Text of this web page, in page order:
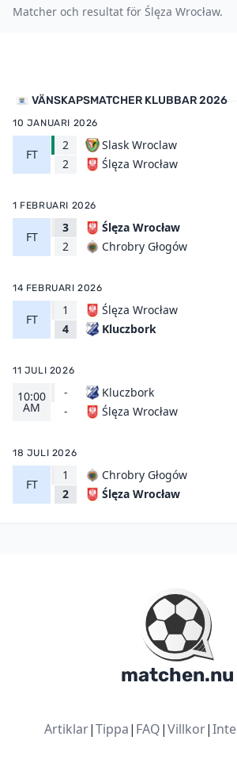
Matcher och resultat för Ślęza Wrocław.
VÄNSKAPSMATCHER KLUBBAR 2026
10 JANUARI 2026
FT
2
2
Slask Wroclaw
Ślęza Wrocław
1 FEBRUARI 2026
FT
3
2
Ślęza Wrocław
Chrobry Głogów
14 FEBRUARI 2026
FT
1
4
Ślęza Wrocław
Kluczbork
11 JULI 2026
10:00
AM
-
-
Kluczbork
Ślęza Wrocław
18 JULI 2026
FT
1
2
Chrobry Głogów
Ślęza Wrocław
matchen.nu
Artiklar|Tippa| FAQ|Villkor|